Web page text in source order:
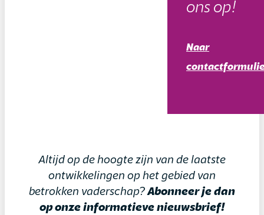
ons op!
Naar
Altijd op de hoogte zijn van de laatste
ontwikkelingen op het gebied van
betrokken vaderschap?Abonneer je dan
op onze informatieve nieuwsbrief!